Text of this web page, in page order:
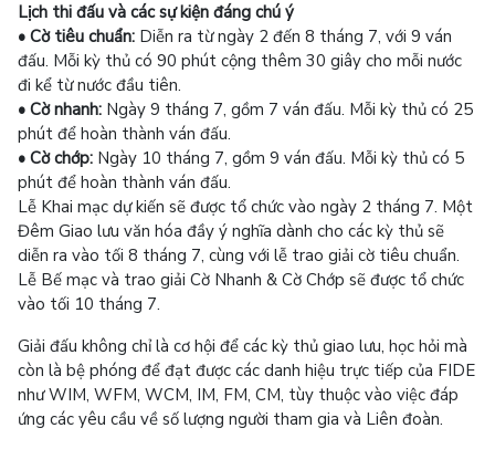
Lịch thi đấu và các sự kiện đáng chú ý
• Cờ tiêu chuẩn: Diễn ra từ ngày 2 đến 8 tháng 7, với 9 ván
đấu. Mỗi kỳ thủ có 90 phút cộng thêm 30 giây cho mỗi nước
đi kể từ nước đầu tiên.
• Cờ nhanh: Ngày 9 tháng 7, gồm 7 ván đấu. Mỗi kỳ thủ có 25
phút để hoàn thành ván đấu.
• Cờ chớp: Ngày 10 tháng 7, gồm 9 ván đấu. Mỗi kỳ thủ có 5
phút để hoàn thành ván đấu.
Lễ Khai mạc dự kiến sẽ được tổ chức vào ngày 2 tháng 7. Một
Đêm Giao lưu văn hóa đầy ý nghĩa dành cho các kỳ thủ sẽ
diễn ra vào tối 8 tháng 7, cùng với lễ trao giải cờ tiêu chuẩn.
Lễ Bế mạc và trao giải Cờ Nhanh & Cờ Chớp sẽ được tổ chức
vào tối 10 tháng 7.
Giải đấu không chỉ là cơ hội để các kỳ thủ giao lưu, học hỏi mà
còn là bệ phóng để đạt được các danh hiệu trực tiếp của FIDE
như WIM, WFM, WCM, IM, FM, CM, tùy thuộc vào việc đáp
ứng các yêu cầu về số lượng người tham gia và Liên đoàn.